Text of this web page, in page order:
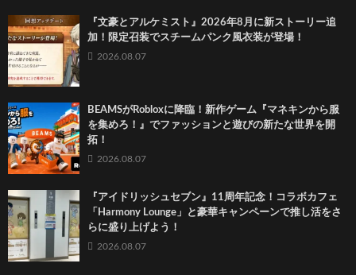
『文豪とアルケミスト』2026年8月に新ストーリー追
加！限定召装でスチームパンク風衣装が登場！
2026.08.07
BEAMSがRobloxに降臨！新作ゲーム『マネキンから服
を集めろ！』でファッションと遊びの新たな世界を開
拓！
2026.08.07
『アイドリッシュセブン』11周年記念！コラボカフェ
「Harmony Lounge」と豪華キャンペーンで推し活をさ
らに盛り上げよう！
2026.08.07